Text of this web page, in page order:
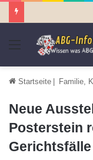
Menü
Startseite | Familie,
Neue
Posterstein